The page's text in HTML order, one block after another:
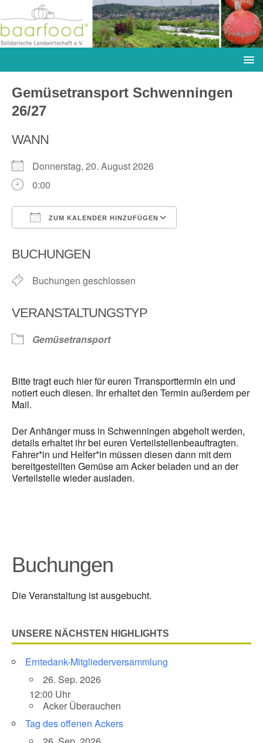
Gemüsetransport Schwenningen
26/27
WANN
Donnerstag, 20. August 2026
0:00
ZUM KALENDER HINZUFÜGEN
BUCHUNGEN
Buchungen geschlossen
VERANSTALTUNGSTYP
Gemüsetransport
Bitte tragt euch hier für euren Trransporttermin ein und
notiert euch diesen. Ihr erhaltet den Termin außerdem per
Mail.
Der Anhänger muss in Schwenningen abgeholt werden,
details erhaltet ihr bei euren Verteilstellenbeauftragten.
Fahrer*in und Helfer*in müssen diesen dann mit dem
bereitgestellten Gemüse am Acker beladen und an der
Verteilstelle wieder ausladen.
Buchungen
Die Veranstaltung ist ausgebucht.
UNSERE NÄCHSTEN HIGHLIGHTS
Erntedank-Mitgliederversammlung
26. Sep. 2026
12:00 Uhr
Acker Überauchen
Tag des offenen Ackers